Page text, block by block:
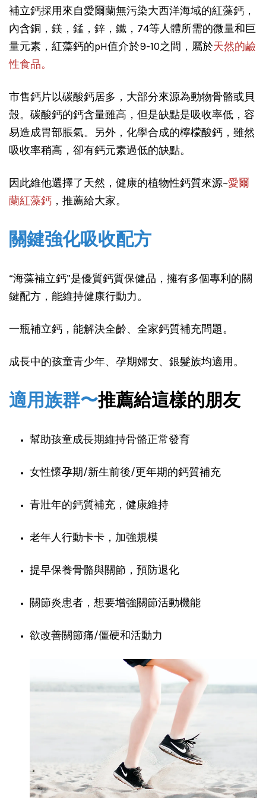
補立鈣採用來自愛爾蘭無污染大西洋海域的紅藻鈣，
內含銅，鎂，錳，鋅，鐵，74等人體所需的微量和巨
量元素，紅藻鈣的pH值介於9-10之間，屬於天然的鹼
性食品。
市售鈣片以碳酸鈣居多，大部分來源為動物骨骼或貝
殼。碳酸鈣的鈣含量雖高，但是缺點是吸收率低，容
易造成胃部脹氣。另外，化學合成的檸檬酸鈣，雖然
吸收率稍高，卻有鈣元素過低的缺點。
因此維他選擇了天然，健康的植物性鈣質來源~愛爾
蘭紅藻鈣 ，推薦給大家。
關鍵強化吸收配方
“海藻補立鈣”是優質鈣質保健品，擁有多個專利的關
鍵配方，能維持健康行動力。
一瓶補立鈣，能解決全齡、全家鈣質補充問題。
成長中的孩童青少年、孕期婦女、銀髮族均適用。
適用族群〜推薦給這樣的朋友
幫助孩童成長期維持骨骼正常發育
女性懷孕期/新生前後/更年期的鈣質補充
青壯年的鈣質補充，健康維持
老年人行動卡卡，加強規模
提早保養骨骼與關節，預防退化
關節炎患者，想要增強關節活動機能
欲改善關節痛/僵硬和活動力